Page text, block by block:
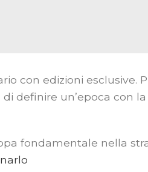
con edizioni esclusive.
definire un’epoca con
fondamentale nella